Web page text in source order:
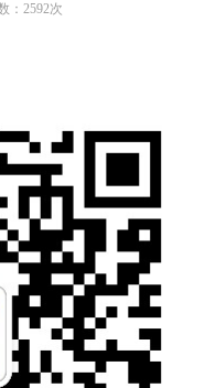
：2592次